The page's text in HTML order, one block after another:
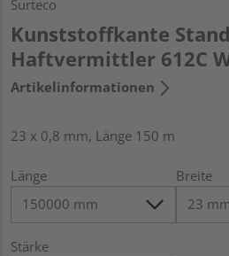
Surteco
Kunststoffkante
Haftvermittler 612C
Artikelinformationen
23 x 0,8 mm, Länge 150 m
Länge Breite
Stärke